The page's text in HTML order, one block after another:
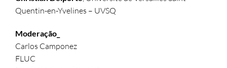
Quentin-en-Yvelines – UVSQ
Moderação_
Carlos Camponez
FLUC